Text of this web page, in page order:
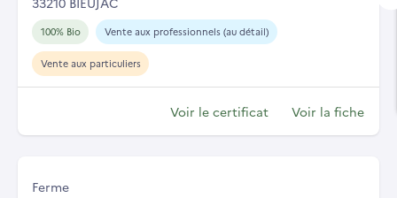
100% Bio Vente aux professionnels (au détail)
Vente aux particuliers
Voir le certificat Voir la fiche
Ferme